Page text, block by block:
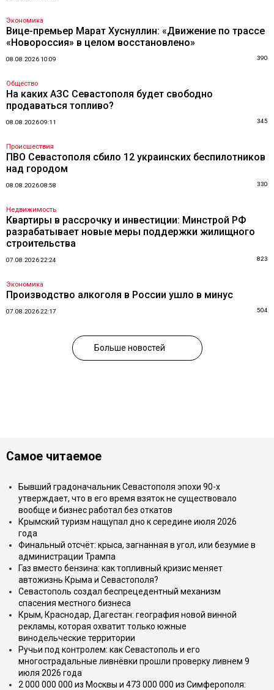
Экономика
Вице-премьер Марат Хуснуллин: «Движение по трассе
«Новороссия» в целом восстановлено»
08.08.2026 10:09 390
Общество
На каких АЗС Севастополя будет свободно
продаваться топливо?
08.08.2026 09:11 345
Происшествия
ПВО Севастополя сбило 12 украинских беспилотников
над городом
08.08.2026 08:58 330
Недвижимость
Квартиры в рассрочку и инвестиции: Минстрой РФ
разрабатывает новые меры поддержки жилищного
строительства
07.08.2026 22:24 823
Экономика
Производство алкоголя в России ушло в минус
07.08.2026 22:17 504
Больше новостей
Самое читаемое
Бывший градоначальник Севастополя эпохи 90-х
утверждает, что в его время взяток не существовало
вообще и бизнес работал без откатов
Крымский туризм нащупал дно к середине июля 2026
года
Финальный отсчёт: крыса, загнанная в угол, или безумие в
администрации Трампа
Газ вместо бензина: как топливный кризис меняет
автожизнь Крыма и Севастополя?
Севастополь создал беспрецедентный механизм
спасения местного бизнеса
Крым, Краснодар, Дагестан: география новой винной
рекламы, которая охватит только южные
винодельческие территории
Ручьи под контролем: как Севастополь и его
многострадальные ливнёвки прошли проверку ливнем 9
июля 2026 года
2 000 000 000 из Москвы и 473 000 000 из Симферополя: